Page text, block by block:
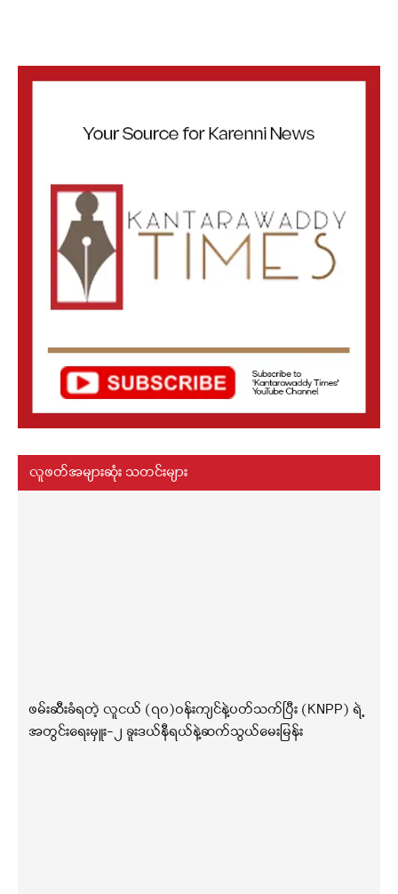
လူဖတ်အများဆုံး သတင်းများ
ဖမ်းဆီးခံရတဲ့ လူငယ် (၇၀)ဝန်းကျင်နဲ့ပတ်သက်ပြီး (KNPP) ရဲ့
အတွင်းရေးမှူး-၂ ခူးဒယ်နီရယ်နဲ့ဆက်သွယ်မေးမြန်း